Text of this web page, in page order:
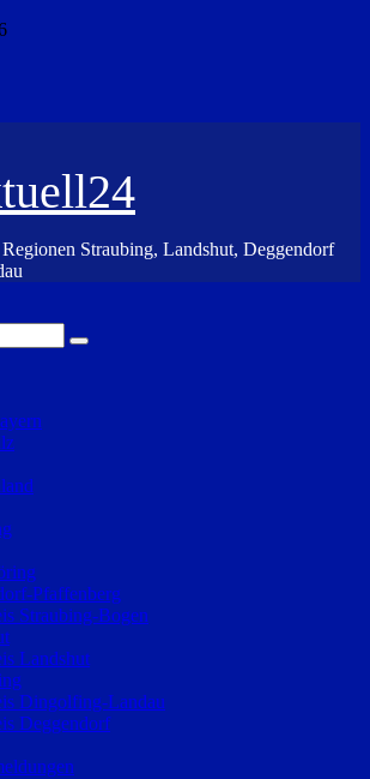
Straubing, Landshut, Deggendorf
Pfaffenberg
Straubing-Bogen
Landshut
Dingolfing-Landau
Deggendorf